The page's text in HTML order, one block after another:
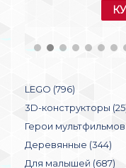
LEGO (796)
3D-конструкторы
Герои мультфильмов
Деревянные (344)
Для малышей (687)